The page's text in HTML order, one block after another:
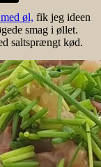
øl, fik jeg ideen
smag i øllet.
saltsprængt kød.